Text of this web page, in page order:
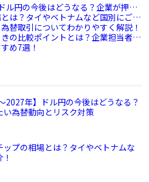
ル円の今後はどうなる？企業が押さ
は？タイやベトナムなど国別にご紹
替取引についてわかりやすく解説！
の比較ポイントとは？企業担当者が
め7選！
2027年】ドル円の今後はどうなる？
い為替動向とリスク対策
ップの相場とは？タイやベトナムな